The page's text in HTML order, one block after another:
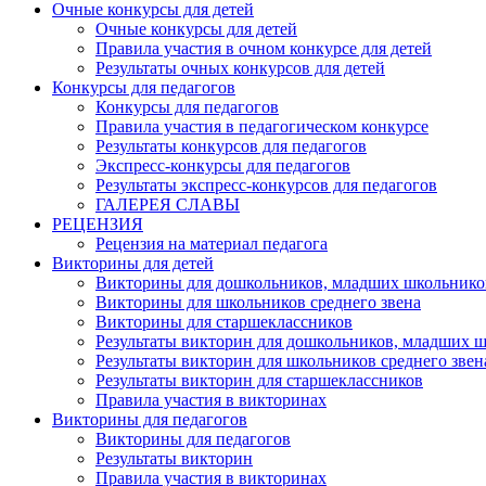
Очные конкурсы для детей
Очные конкурсы для детей
Правила участия в очном конкурсе для детей
Результаты очных конкурсов для детей
Конкурсы для педагогов
Конкурсы для педагогов
Правила участия в педагогическом конкурсе
Результаты конкурсов для педагогов
Экспресс-конкурсы для педагогов
Результаты экспресс-конкурсов для педагогов
ГАЛЕРЕЯ СЛАВЫ
РЕЦЕНЗИЯ
Рецензия на материал педагога
Викторины для детей
Викторины для дошкольников, младших
Викторины для школьников среднего звена
Викторины для старшеклассников
Результаты викторин для дошкольников, младших
Результаты викторин для школьников среднего
Результаты викторин для старшеклассников
Правила участия в викторинах
Викторины для педагогов
Викторины для педагогов
Результаты викторин
Правила участия в викторинах